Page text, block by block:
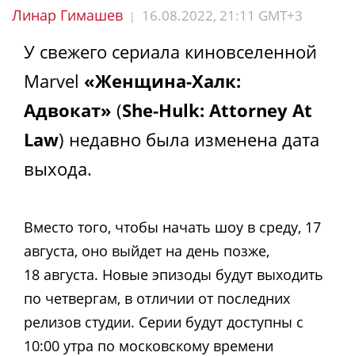
Линар Гимашев | 16.08.2022, 21:11 GMT+3
У свежего сериала киновселенной
Marvel «Женщина-Халк:
Адвокат» (She-Hulk: Attorney At
Law) недавно была изменена дата
выхода.
Вместо того, чтобы начать шоу в среду, 17
августа, оно выйдет на день позже,
18 августа. Новые эпизоды будут выходить
по четвергам, в отличии от последних
релизов студии. Серии будут доступны с
10:00 утра по московскому времени